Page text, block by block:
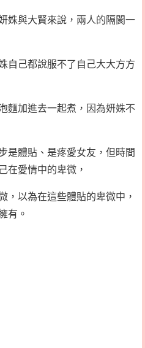
姝與大賢來說，兩人的隔閡一
自己都說服不了自己大大方方
麵加進去一起煮，因為妍姝不
是體貼、是疼愛女友，但時間
在愛情中的卑微，
，以為在這些體貼的卑微中，
有。